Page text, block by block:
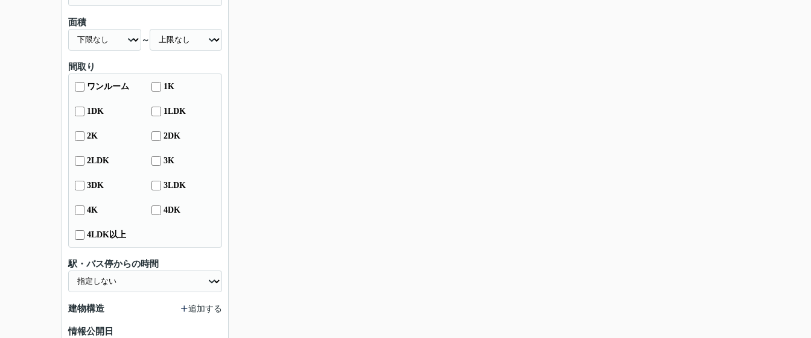
面積
～
間取り
ワンルーム 1K
1DK 1LDK
2K 2DK
2LDK 3K
3DK 3LDK
4K 4DK
4LDK以上
駅・バス停からの時間
建物構造 追加する
情報公開日